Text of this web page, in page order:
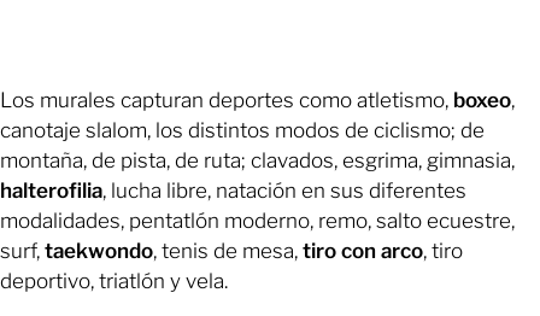
Los murales capturan deportes como atletismo, boxeo,
canotaje slalom, los distintos modos de ciclismo; de
montaña, de pista, de ruta; clavados, esgrima, gimnasia,
halterofilia, lucha libre, natación en sus diferentes
modalidades, pentatlón moderno, remo, salto ecuestre,
surf, taekwondo, tenis de mesa, tiro con arco, tiro
deportivo, triatlón y vela.